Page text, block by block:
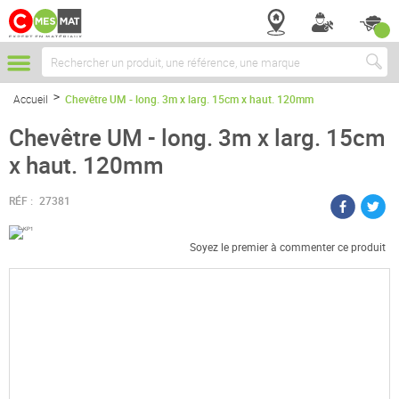
Chercher
Accueil Chevêtre UM - long. 3m x larg. 15cm x haut. 120mm
Chevêtre UM - long. 3m x larg. 15cm
x haut. 120mm
RÉF : 27381
Soyez le premier à commenter ce produit
Passer